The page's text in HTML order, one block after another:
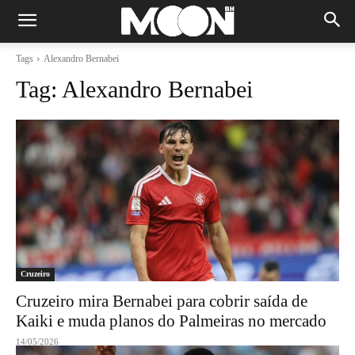
Tags Alexandro Bernabei
Tag: Alexandro Bernabei
Cruzeiro
Cruzeiro mira Bernabei para cobrir saída de
Kaiki e muda planos do Palmeiras no mercado
14/05/2026